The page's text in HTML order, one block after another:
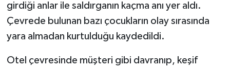
girdiği anlar ile saldırganın kaçma anı yer aldı.
Çevrede bulunan bazı çocukların olay sırasında
yara almadan kurtulduğu kaydedildi.
Otel çevresinde müşteri gibi davranıp, keşif